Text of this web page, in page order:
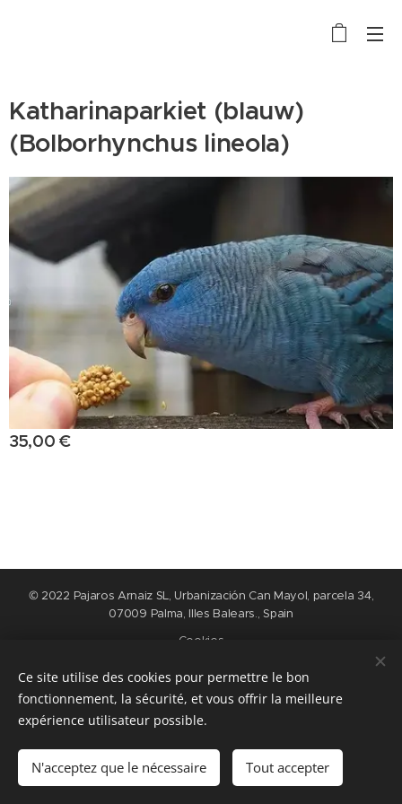
Katharinaparkiet (blauw)
(Bolborhynchus lineola)
35,00 €
Ajouter au panier
© 2022 Pajaros Arnaiz SL, Urbanización Can Mayol, parcela 34,
07009 Palma, Illes Balears., Spain
Cookies
Langues
Nederlands
English Español Français
Ce site utilise des cookies pour permettre le bon
fonctionnement, la sécurité, et vous offrir la meilleure
expérience utilisateur possible.
N'acceptez que le nécessaire Tout accepter